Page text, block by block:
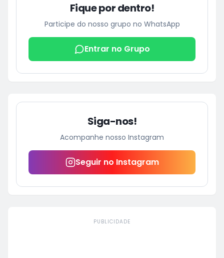
Fique por dentro!
Participe do nosso grupo no WhatsApp
Entrar no Grupo
Siga-nos!
Acompanhe nosso Instagram
Seguir no Instagram
PUBLICIDADE